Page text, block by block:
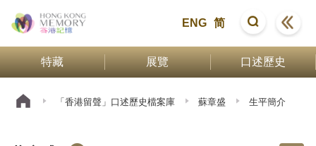
ENG 简
特藏 展覽 口述歷史
「香港留聲」口述歷史檔案庫 蘇章盛 生平簡介